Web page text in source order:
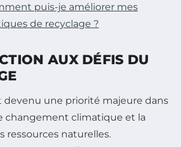
puis-je améliorer mes
de recyclage ?
AUX DÉFIS DU
devenu une priorité majeure dans
changement climatique et la
ressources naturelles.